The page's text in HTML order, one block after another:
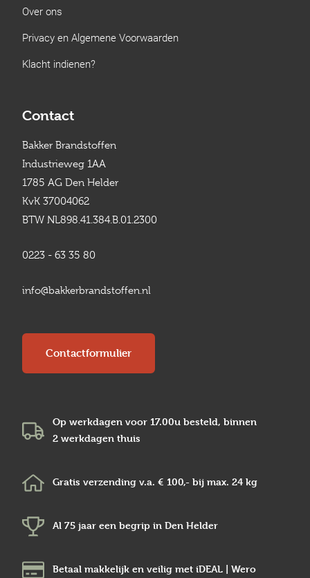
Over ons
Privacy en Algemene Voorwaarden
Klacht indienen?
Contact
Bakker Brandstoffen
Industrieweg 1AA
1785 AG Den Helder
KvK 37004062
BTW NL898.41.384.B.01.2300
0223 - 63 35 80
info@bakkerbrandstoffen.nl
Contactformulier
Op werkdagen voor 17.00u besteld, binnen
2 werkdagen thuis
Gratis verzending v.a. € 100,- bij max. 24 kg
Al 75 jaar een begrip in Den Helder
Betaal makkelijk en veilig met iDEAL | Wero